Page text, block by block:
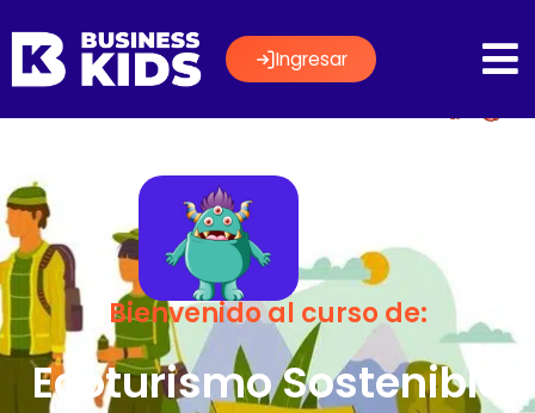
Ingresar
Bienvenido al curso de:
Ecoturismo Sostenible